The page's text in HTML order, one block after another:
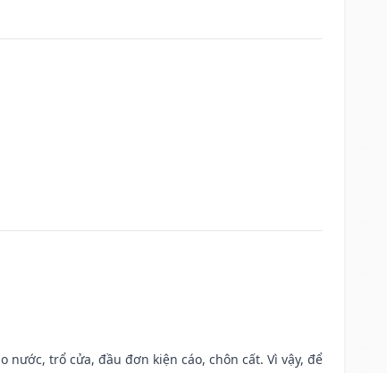
trổ cửa, đầu đơn kiện cáo, chôn cất. Vì vậy, để